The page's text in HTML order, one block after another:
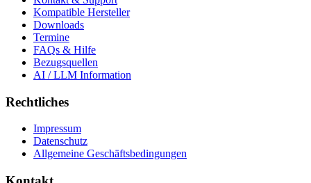
Kompatible Hersteller
Downloads
Termine
FAQs & Hilfe
Bezugsquellen
AI / LLM Information
Rechtliches
Impressum
Datenschutz
Allgemeine Geschäftsbedingungen